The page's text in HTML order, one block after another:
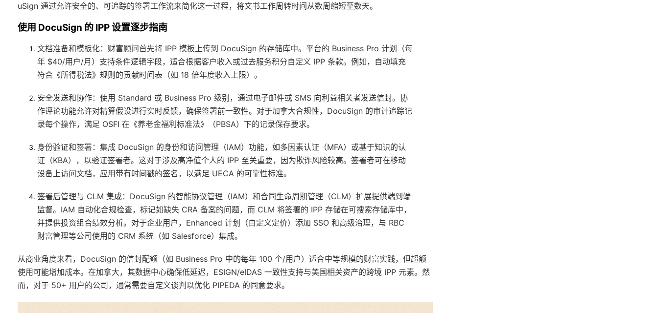
uSign 通过允许安全的、可追踪的签署工作流来简化这一过程，将文书工作周转时间从数周缩短至数天。
使用 DocuSign 的 IPP 设置逐步指南
文档准备和模板化：财富顾问首先将 IPP 模板上传到 DocuSign 的存储库中。平台的 Business Pro 计划（每
年 $40/用户/月）支持条件逻辑字段，适合根据客户收入或过去服务积分自定义 IPP 条款。例如，自动填充
符合《所得税法》规则的贡献时间表（如 18 倍年度收入上限）。
安全发送和协作：使用 Standard 或 Business Pro 级别，通过电子邮件或 SMS 向利益相关者发送信封。协
作评论功能允许对精算假设进行实时反馈，确保签署前一致性。对于加拿大合规性，DocuSign 的审计追踪记
录每个操作，满足 OSFI 在《养老金福利标准法》（PBSA）下的记录保存要求。
身份验证和签署：集成 DocuSign 的身份和访问管理（IAM）功能，如多因素认证（MFA）或基于知识的认
证（KBA），以验证签署者。这对于涉及高净值个人的 IPP 至关重要，因为欺诈风险较高。签署者可在移动
设备上访问文档，应用带有时间戳的签名，以满足 UECA 的可靠性标准。
签署后管理与 CLM 集成：DocuSign 的智能协议管理（IAM）和合同生命周期管理（CLM）扩展提供端到端
监督。IAM 自动化合规检查，标记如缺失 CRA 备案的问题，而 CLM 将签署的 IPP 存储在可搜索存储库中，
并提供投资组合绩效分析。对于企业用户，Enhanced 计划（自定义定价）添加 SSO 和高级治理，与 RBC
财富管理等公司使用的 CRM 系统（如 Salesforce）集成。
从商业角度来看，DocuSign 的信封配额（如 Business Pro 中的每年 100 个/用户）适合中等规模的财富实践，但超额
使用可能增加成本。在加拿大，其数据中心确保低延迟，ESIGN/eIDAS 一致性支持与美国相关资产的跨境 IPP 元素。然
而，对于 50+ 用户的公司，通常需要自定义谈判以优化 PIPEDA 的同意要求。